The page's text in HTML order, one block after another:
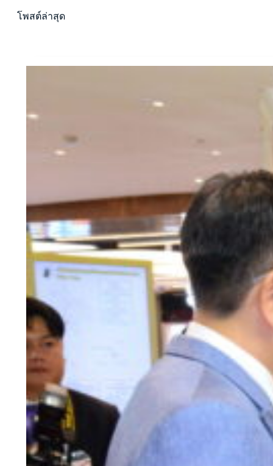
า
โพสต์ล่าสุด